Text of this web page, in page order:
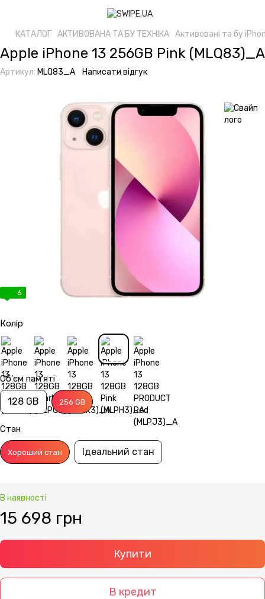
КАТАЛОГ АКТИВОВАНА ТА БУ ТЕХНІКА Активовані та бу
Apple iPhone 13 256GB Pink (MLQ83)_А
Артикул: MLQ83_А Написати відгук
6
Колір
Об'єм пам'яті
128 GB 256 GB
Стан
Хороший стан Ідеальний стан
В наявності
15 698 грн
Купити
В кредит